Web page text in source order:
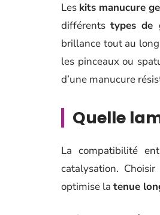
Les kits manucure
différentstypes de
brillance tout au long
les pinceaux ou
d’une manucure
Quelle
La compatibilité
catalysation.
optimise la tenue